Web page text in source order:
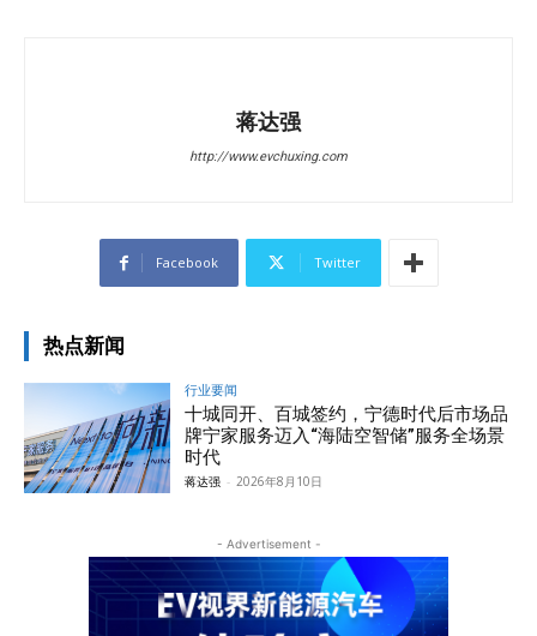
蒋达强
http://www.evchuxing.com
Facebook Twitter
热点新闻
行业要闻
十城同开、百城签约，宁德时代后市场品
牌宁家服务迈入“海陆空智储”服务全场景
时代
蒋达强 - 2026年8月10日
- Advertisement -